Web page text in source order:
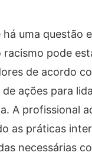
há uma
pode
de acordo
ações para
A profissional
as práticas
necessárias